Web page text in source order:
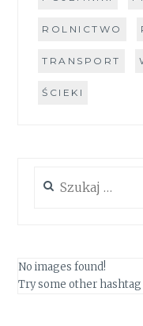
ROLNICTWO
TRANSPORT
ŚCIEKI
No images found!
Try some other